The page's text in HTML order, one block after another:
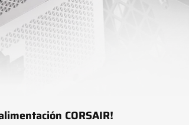
CORSAIR!